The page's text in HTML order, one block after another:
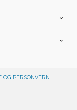
OG PERSONVERN